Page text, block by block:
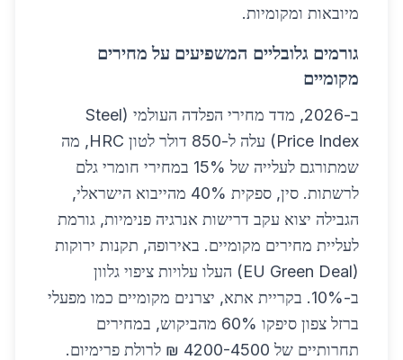
מיובאות ומקומיות.
גורמים גלובליים המשפיעים על מחירים
מקומיים
ב-2026, מדד מחירי הפלדה העולמי (Steel
Price Index) עלה ל-850 דולר לטון HRC, מה
שמתורגם לעלייה של 15% במחירי חומרי גלם
לרשתות. סין, ספקית 40% מהייבוא הישראלי,
הגבילה יצוא עקב דרישות אנרגיה פנימיות, גורמת
לעליית מחירים מקומיים. באירופה, תקנות ירוקות
(EU Green Deal) העלו עלויות ציפוי גלוון
ב-10%. בקריית אתא, יצרנים מקומיים כמו מפעלי
ברזל צפון סיפקו 60% מהביקוש, במחירים
תחרותיים של 4200-4500 ₪ לרולת פרימיום.